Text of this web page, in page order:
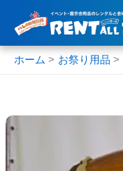
ホーム お祭り用品